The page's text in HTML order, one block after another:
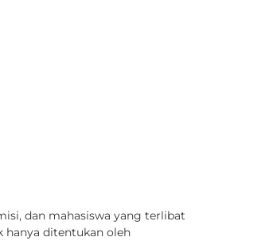
dan mahasiswa yang terlibat
hanya ditentukan oleh